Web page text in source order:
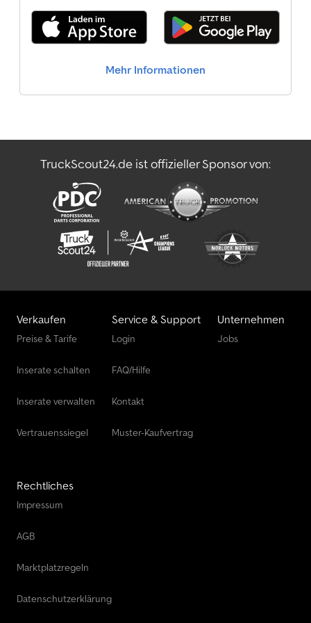
Mehr Informationen
TruckScout24.de ist offizieller Sponsor von:
Verkaufen
Preise & Tarife
Inserate schalten
Inserate verwalten
Vertrauenssiegel
Service & Support
Login
FAQ/Hilfe
Kontakt
Muster-Kaufvertrag
Unternehmen
Jobs
Rechtliches
Impressum
AGB
Marktplatzregeln
Datenschutzerklärung